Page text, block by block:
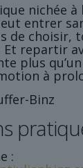
nichée à
entrer
de choisir,
repartir
plus
à
Binz
: